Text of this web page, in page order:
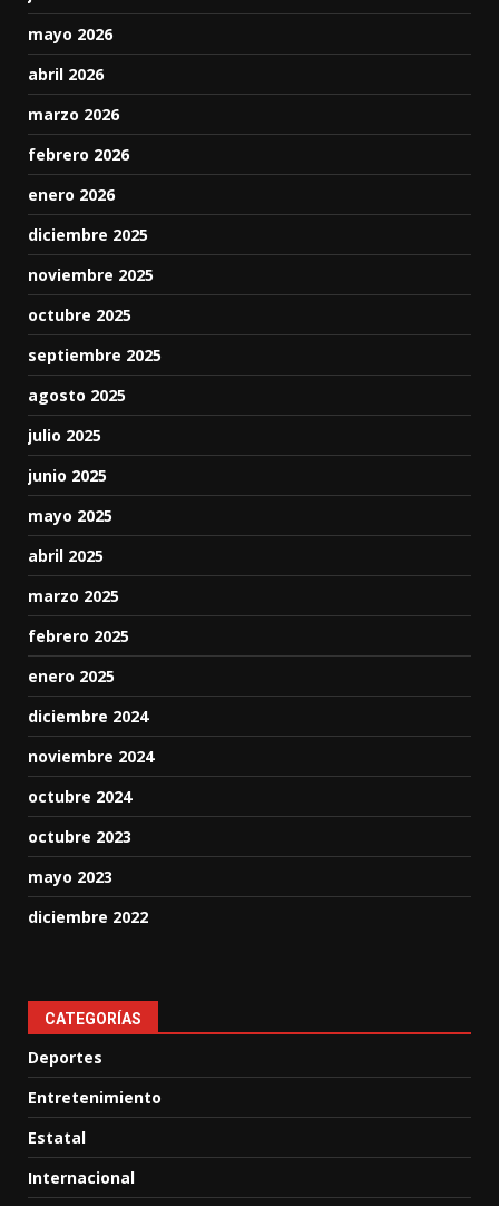
mayo 2026
abril 2026
marzo 2026
febrero 2026
enero 2026
diciembre 2025
noviembre 2025
octubre 2025
septiembre 2025
agosto 2025
julio 2025
junio 2025
mayo 2025
abril 2025
marzo 2025
febrero 2025
enero 2025
diciembre 2024
noviembre 2024
octubre 2024
octubre 2023
mayo 2023
diciembre 2022
CATEGORÍAS
Deportes
Entretenimiento
Estatal
Internacional